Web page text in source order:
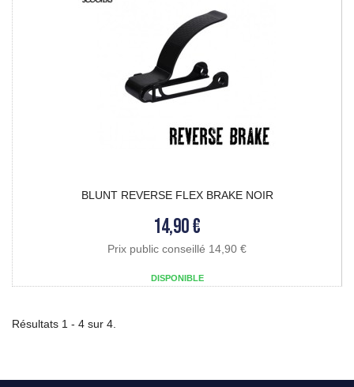
BLUNT REVERSE FLEX BRAKE NOIR
14,90 €
Prix public conseillé 14,90 €
DISPONIBLE
Résultats 1 - 4 sur 4.